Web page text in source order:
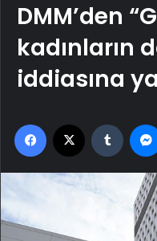
DMM’den
kadınların
iddiasına
Facebook Tumblr